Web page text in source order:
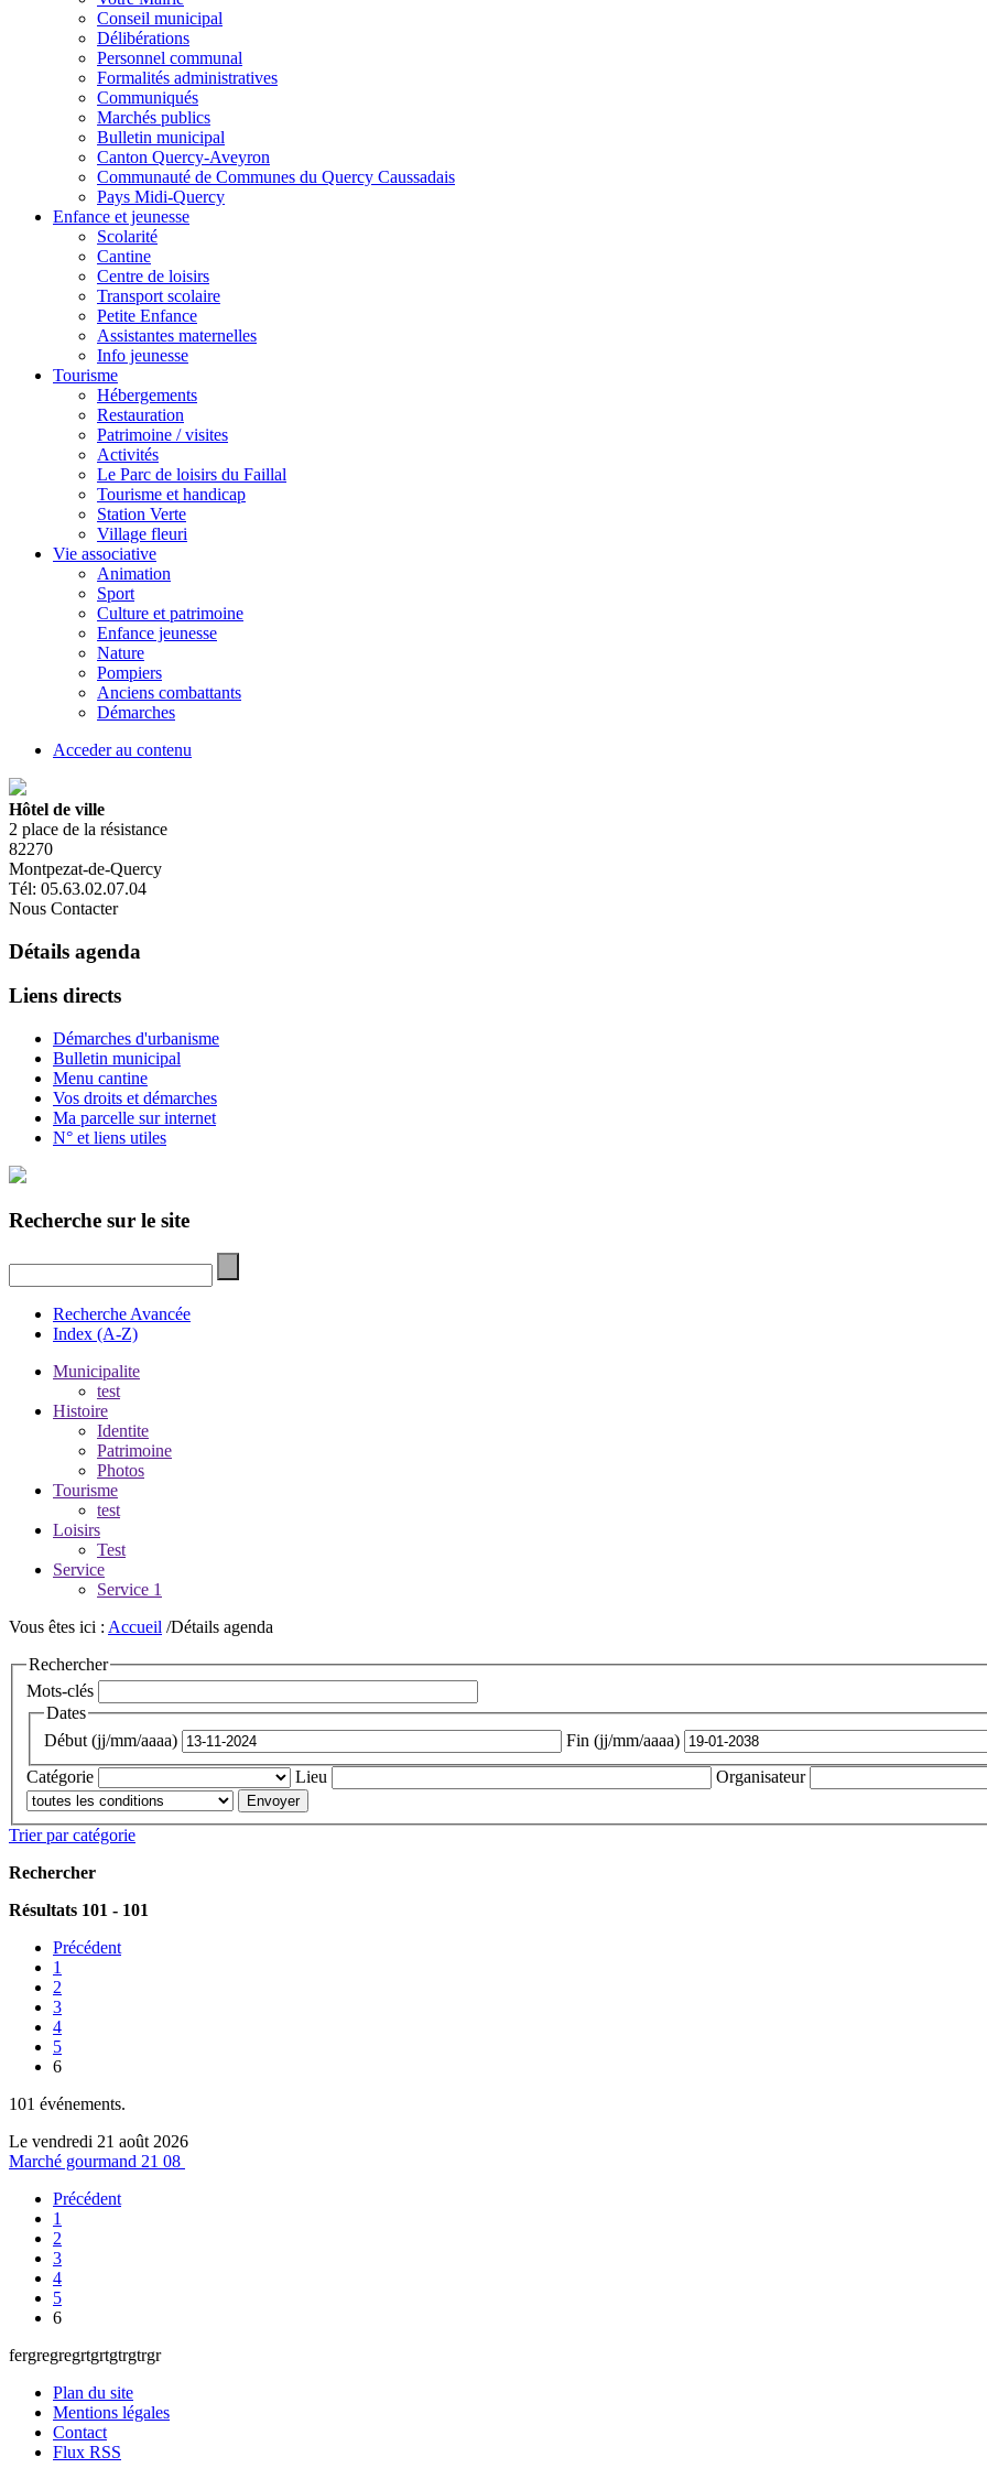
Conseil municipal
Délibérations
Personnel communal
Formalités administratives
Communiqués
Marchés publics
Bulletin municipal
Canton Quercy-Aveyron
Communauté de Communes du Quercy Caussadais
Pays Midi-Quercy
Enfance et jeunesse
Scolarité
Cantine
Centre de loisirs
Transport scolaire
Petite Enfance
Assistantes maternelles
Info jeunesse
Tourisme
Hébergements
Restauration
Patrimoine / visites
Activités
Le Parc de loisirs du Faillal
Tourisme et handicap
Station Verte
Village fleuri
Vie associative
Animation
Sport
Culture et patrimoine
Enfance jeunesse
Nature
Pompiers
Anciens combattants
Démarches
Acceder au contenu
Hôtel de ville
2 place de la résistance
82270
Montpezat-de-Quercy
Tél: 05.63.02.07.04
Nous Contacter
Détails agenda
Liens directs
Démarches d'urbanisme
Bulletin municipal
Menu cantine
Vos droits et démarches
Ma parcelle sur internet
N° et liens utiles
Recherche sur le site
Recherche Avancée
Index (A-Z)
Municipalite
test
Histoire
Identite
Patrimoine
Photos
Tourisme
test
Loisirs
Test
Service
Service 1
Vous êtes ici : Accueil /Détails agenda
Rechercher
Mots-clés
Dates
Début (jj/mm/aaaa)
Fin (jj/mm/aaaa)
Catégorie
Lieu Organisateur
Trier par catégorie
Rechercher
Résultats 101 - 101
Précédent
1
2
3
4
5
6
101 événements.
Le vendredi 21 août 2026
Marché gourmand 21 08
Précédent
1
2
3
4
5
6
fergregregrtgrtgtrgtrgr
Plan du site
Mentions légales
Contact
Flux RSS